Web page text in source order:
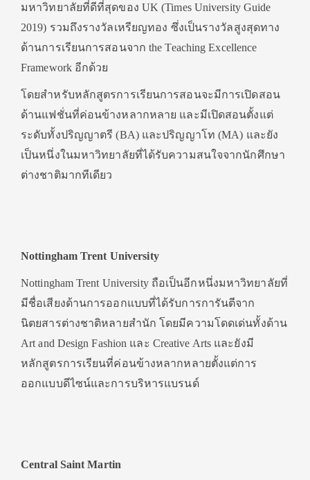
มหาวิทยาลัยที่ดีที่สุดของ UK (Times University Guide
2019) รวมถึงรางวัลเหรียญทอง ซึ่งเป็นรางวัลสูงสุดทาง
ด้านการเรียนการสอนจาก the Teaching Excellence
Framework อีกด้วย
โดยสำหรับหลักสูตรการเรียนการสอนจะมีการเปิดสอน
ด้านแฟชั่นที่ค่อนข้างหลากหลาย และมีเปิดสอนตั้งแต่
ระดับทั้งปริญญาตรี (BA) และปริญญาโท (MA) และยัง
เป็นหนึ่งในมหาวิทยาลัยที่ได้รับความสนใจจากนักศึกษา
ต่างชาติมากทีเดียว
Nottingham Trent University
Nottingham Trent University ถือเป็นอีกหนึ่งมหาวิทยาลัยที่
มีชื่อเสียงด้านการออกแบบที่ได้รับการการันตีจาก
นิตยสารต่างชาติหลายสำนัก โดยมีความโดดเด่นทั้งด้าน
Art and Design Fashion และ Creative Arts และยังมี
หลักสูตรการเรียนที่ค่อนข้างหลากหลายตั้งแต่การ
ออกแบบดีไซน์และการบริหารแบรนด์
Central Saint Martin